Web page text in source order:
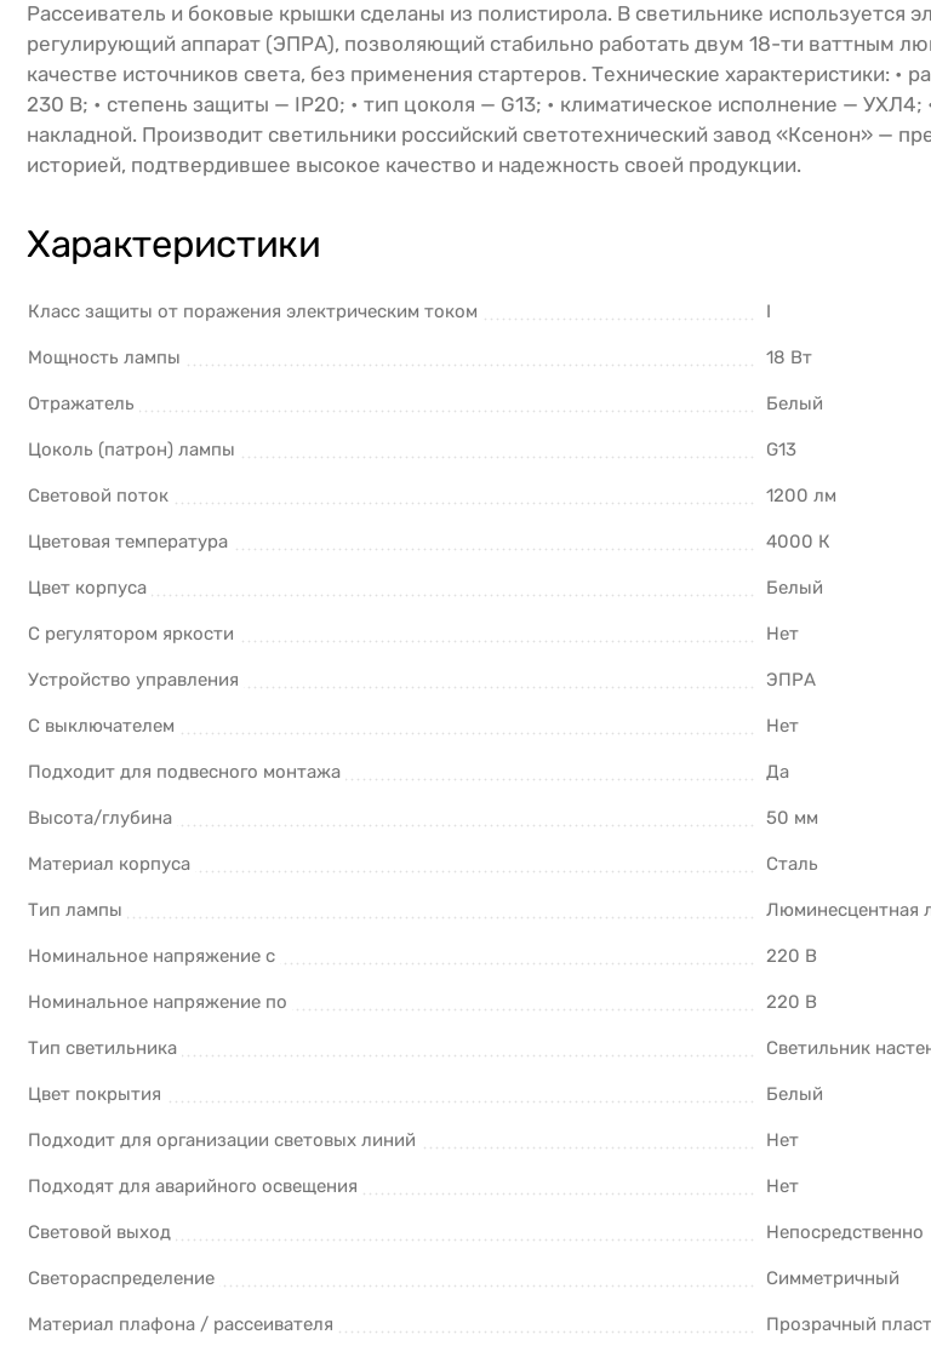
Рассеиватель и боковые крышки сделаны из полистирола. В светильнике используется
регулирующий аппарат (ЭПРА), позволяющий стабильно работать двум 18-ти ваттным
качестве источников света, без применения стартеров. Технические характеристики: •
230 В; • степень защиты — IP20; • тип цоколя — G13; • климатическое исполнение —
накладной. Производит светильники российский светотехнический завод «Ксенон» —
историей, подтвердившее высокое качество и надежность своей продукции.
Характеристики
Класс защиты от поражения электрическим током I
Мощность лампы 18 Вт
Отражатель Белый
Цоколь (патрон) лампы G13
Световой поток 1200 лм
Цветовая температура 4000 К
Цвет корпуса Белый
С регулятором яркости Нет
Устройство управления ЭПРА
С выключателем Нет
Подходит для подвесного монтажа Да
Высота/глубина 50 мм
Материал корпуса Сталь
Тип лампы Люминесцентная
Номинальное напряжение с 220 В
Номинальное напряжение по 220 В
Тип светильника Светильник
Цвет покрытия Белый
Подходит для организации световых линий Нет
Подходят для аварийного освещения Нет
Световой выход Непосредственно
Светораспределение Симметричный
Материал плафона / рассеивателя Прозрачный